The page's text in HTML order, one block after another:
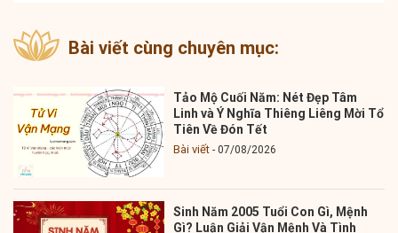
Bài viết cùng chuyên mục:
Tảo Mộ Cuối Năm: Nét Đẹp Tâm
Linh và Ý Nghĩa Thiêng Liêng Mời Tổ
Tiên Về Đón Tết
Bài viết 07/08/2026
Sinh Năm 2005 Tuổi Con Gì, Mệnh
Gì? Luận Giải Vận Mệnh Và Tình